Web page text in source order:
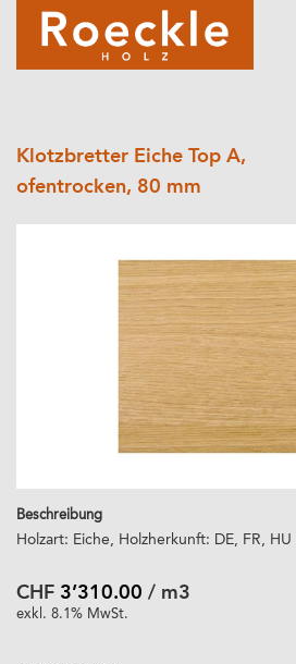
Klotzbretter Eiche Top A,
ofentrocken, 80 mm
Beschreibung
Holzart: Eiche, Holzherkunft: DE, FR, HU
CHF 3’310.00 / m3
exkl. 8.1% MwSt.